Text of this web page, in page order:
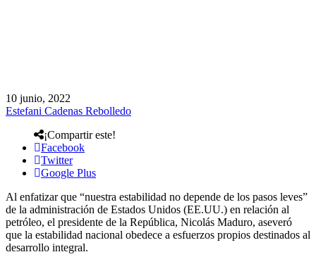
10 junio, 2022
Estefani Cadenas Rebolledo
¡Compartir este!
Facebook
Twitter
Google Plus
Al enfatizar que “nuestra estabilidad no depende de los pasos leves”
de la administración de Estados Unidos (EE.UU.) en relación al
petróleo, el presidente de la República, Nicolás Maduro, aseveró
que la estabilidad nacional obedece a esfuerzos propios destinados al
desarrollo integral.